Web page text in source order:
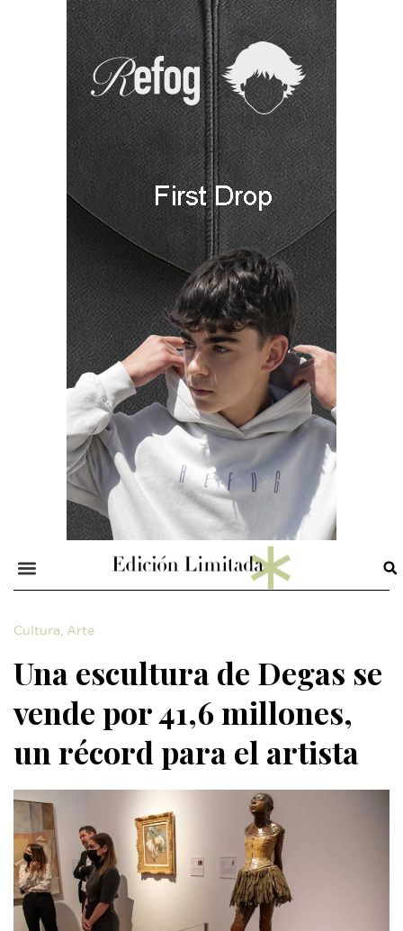
Cultura, Arte
Una escultura de Degas se
vende por 41,6 millones,
un récord para el artista